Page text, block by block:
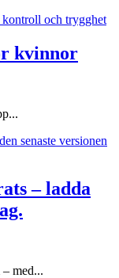
kvinnor
– ladda
med...